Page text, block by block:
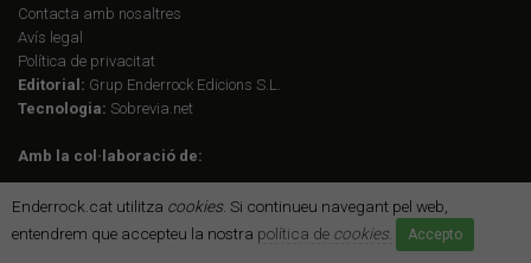
Enderrock.cat utilitza cookies. Si continueu navegant pel web,
entendrem que accepteu la nostra política de cookies. Accepto
Contacta amb nosaltres
Avís legal
Política de privacitat
Editorial: Grup Enderrock Edicions S.L.
Tecnologia: Sobrevia.net
Amb la col·laboració de: